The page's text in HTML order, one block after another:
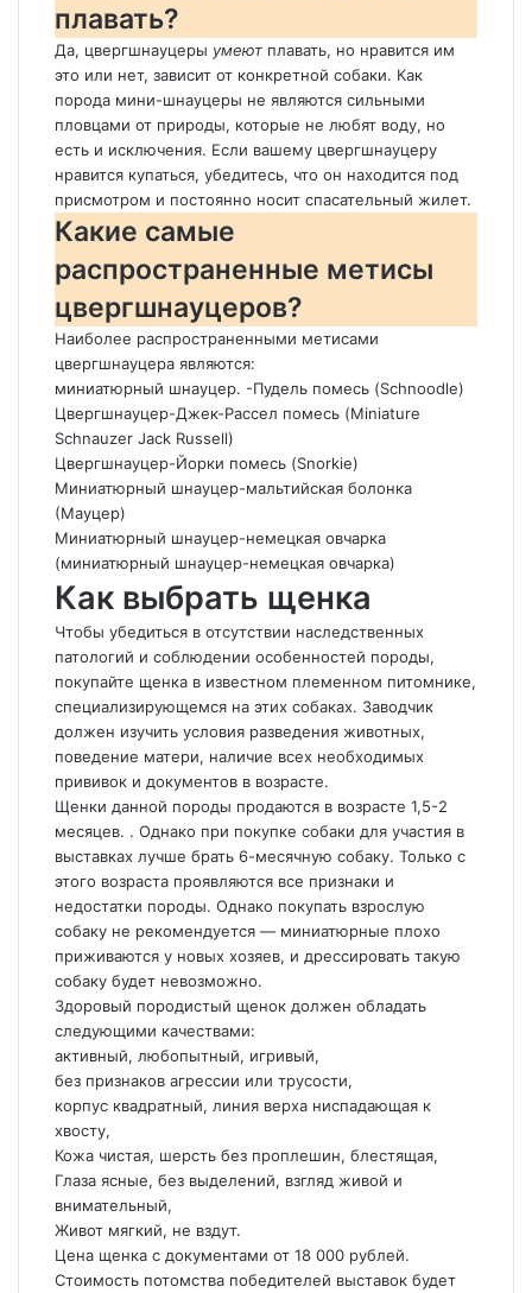
плавать?
Да, цвергшнауцеры умеют плавать, но нравится им
это или нет, зависит от конкретной собаки. Как
порода мини-шнауцеры не являются сильными
пловцами от природы, которые не любят воду, но
есть и исключения. Если вашему цвергшнауцеру
нравится купаться, убедитесь, что он находится под
присмотром и постоянно носит спасательный жилет.
Какие самые
распространенные метисы
цвергшнауцеров?
Наиболее распространенными метисами
цвергшнауцера являются:
миниатюрный шнауцер. -Пудель помесь (Schnoodle)
Цвергшнауцер-Джек-Рассел помесь (Miniature
Schnauzer Jack Russell)
Цвергшнауцер-Йорки помесь (Snorkie)
Миниатюрный шнауцер-мальтийская болонка
(Мауцер)
Миниатюрный шнауцер-немецкая овчарка
(миниатюрный шнауцер-немецкая овчарка)
Как выбрать щенка
Чтобы убедиться в отсутствии наследственных
патологий и соблюдении особенностей породы,
покупайте щенка в известном племенном питомнике,
специализирующемся на этих собаках. Заводчик
должен изучить условия разведения животных,
поведение матери, наличие всех необходимых
прививок и документов в возрасте.
Щенки данной породы продаются в возрасте 1,5-2
месяцев. . Однако при покупке собаки для участия в
выставках лучше брать 6-месячную собаку. Только с
этого возраста проявляются все признаки и
недостатки породы. Однако покупать взрослую
собаку не рекомендуется — миниатюрные плохо
приживаются у новых хозяев, и дрессировать такую
собаку будет невозможно.
Здоровый породистый щенок должен обладать
следующими качествами:
активный, любопытный, игривый,
без признаков агрессии или трусости,
корпус квадратный, линия верха ниспадающая к
хвосту,
Кожа чистая, шерсть без проплешин, блестящая,
Глаза ясные, без выделений, взгляд живой и
внимательный,
Живот мягкий, не вздут.
Цена щенка с документами от 18 000 рублей.
Стоимость потомства победителей выставок будет